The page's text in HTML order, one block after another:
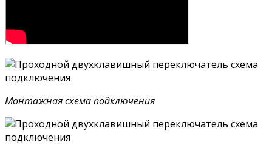
Монтажная схема подключения